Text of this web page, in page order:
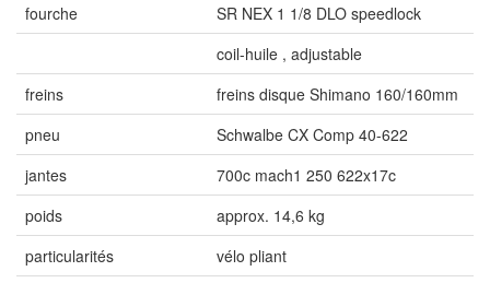
fourche
SR NEX 1 1/8 DLO speedlock
coil-huile , adjustable
freins
freins disque Shimano 160/160mm
pneu
Schwalbe CX Comp 40-622
jantes
700c mach1 250 622x17c
poids
approx. 14,6 kg
particularités
vélo pliant